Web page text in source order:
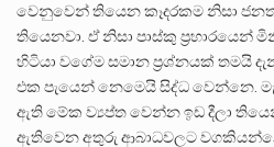
වෙනුවෙන් තියෙන කෑදරකම නිසා
තියෙනවා. ඒ නිසා පාස්කු ප්‍රහාරයෙන්
හිටියා වගේම සමාන ප්‍රශ්නයක් තමයි
එක පැයෙන් නෙමෙයි සිද්ධ වෙන්නෙ.
ඇති මේක ව්‍යප්ත වෙන්න ඉඩ දීලා
ඇතිවෙන අතුරු ආබාධවලට